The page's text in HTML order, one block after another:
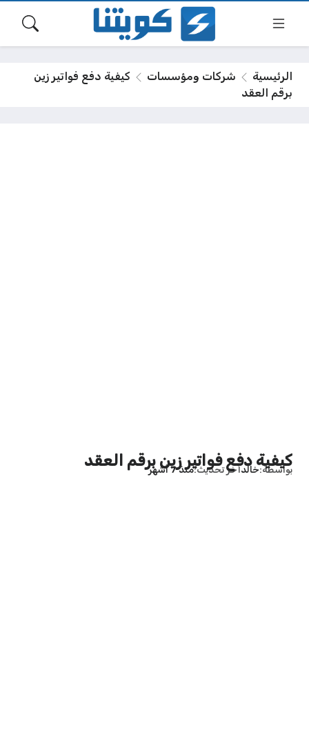
الرئيسية شركات ومؤسسات
كيفية دفع فواتير زين
برقم العقد
كيفية دفع فواتير زين برقم العقد
بواسطة خالدآخر تحديث منذ 7 أشهر